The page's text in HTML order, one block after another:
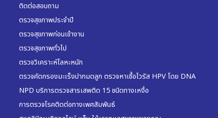
ติดต่อสอบถาม
ตรวจสุขภาพประจำปี
ตรวจสุขภาพก่อนเข้างาน
ตรวจสุขภาพทั่วไป
ตรวจวิเคราะห์โลหะหนัก
ตรวจคัดกรองมะเร็งปากมดลูก ตรวจหาเชื้อไวรัส HPV โดย DNA
NPD บริการตรวจสารเสพติด 15 ชนิดทางเหงื่อ
การตรวจโรคติดต่อทางเพศสัมพันธ์